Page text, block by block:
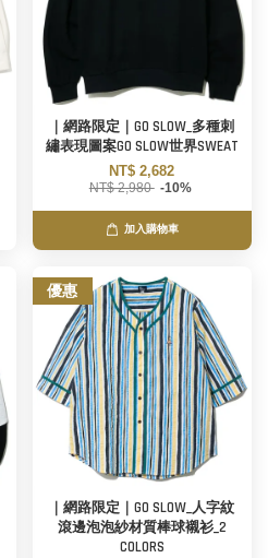
｜網路限定｜GO SLOW_多種刺
繡表現圖案GO SLOW世界SWEAT
NT$ 2,682
NT$ 2,980 -10%
加入購物車
優惠
｜網路限定｜GO SLOW_人字紋
滾邊泡泡紗材質棒球襯衫_2
COLORS